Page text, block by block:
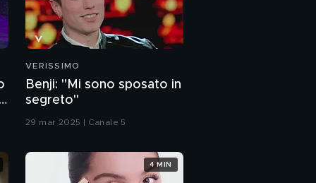
Marcella Bella:
"L'omaggio a mio
Chiara e Gianni Bella
per il fratello Gianni
VERISSIMO
Benji: "Mi sono sposato in
segreto"
29 mar 2025 | Canale 5
4 MIN